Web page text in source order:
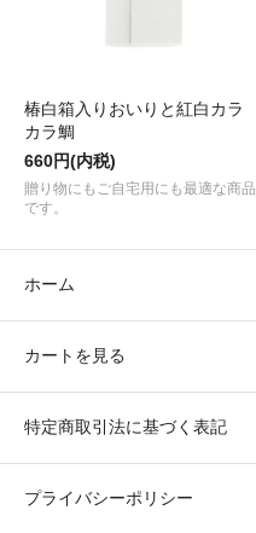
椿白箱入りおいりと紅白カラ
カラ鯛
660円(内税)
贈り物にもご自宅用にも最適な商品
です。
ホーム
カートを見る
特定商取引法に基づく表記
プライバシーポリシー